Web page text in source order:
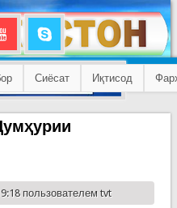
Сиёсат Иқтисод
пользователем tvt